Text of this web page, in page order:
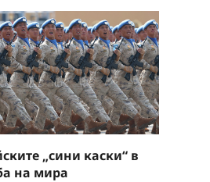
„сини каски“ в
на мира